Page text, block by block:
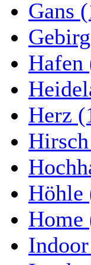
Gans
Hafen
Herz
Höhle
Home